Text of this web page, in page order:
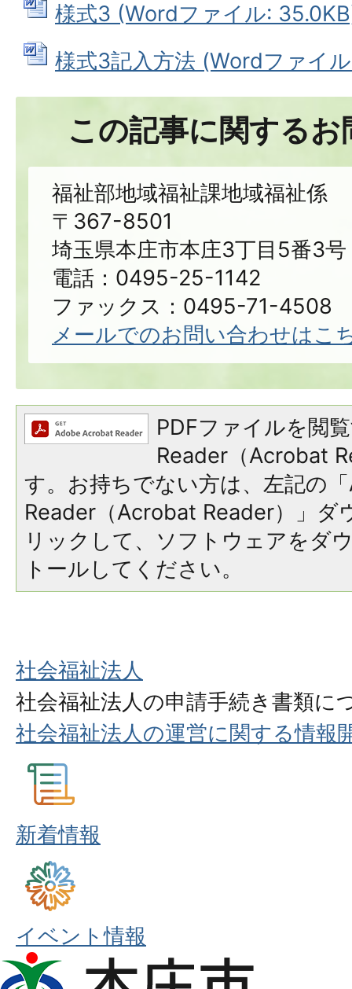
様式3 (Wordファイル:
様式3記入方法 (Wordファイ
この記事に関する
福祉部地域福祉課地域福祉係
〒367-8501
埼玉県本庄市本庄3丁目5番3号
電話：0495-25-1142
ファックス：0495-71-4508
メールでのお問い合わせはこ
PDFファイルを閲
Reader（Acrobat
す。お持ちでない方は、左記の
Reader（Acrobat Reader）」ダ
リックして、ソフトウェアをダ
トールしてください。
社会福祉法人
社会福祉法人の申請手続き書類に
社会福祉法人の運営に関する情報
新着情報
イベント情報
本